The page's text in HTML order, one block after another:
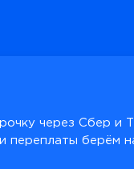
через Сбер и
переплаты берём